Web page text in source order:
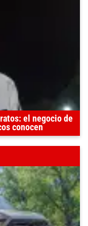
el negocio de
conocen